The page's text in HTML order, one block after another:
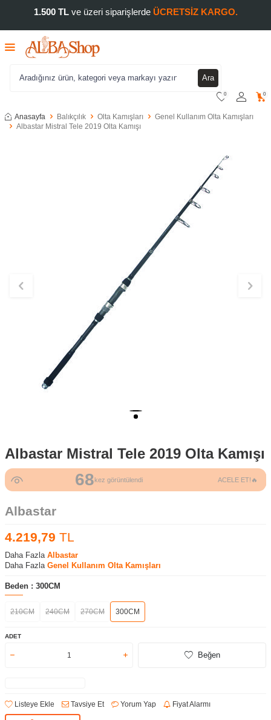
1.500 TLve üzeri siparişlerde ÜCRETSİZ KARGO.
Ara
0 0
Anasayfa Balıkçılık Olta Kamışları
Genel Kullanım Olta Kamışları
Albastar Mistral Tele 2019 Olta Kamışı
Albastar Mistral Tele 2019 Olta Kamışı
68kez görüntülendi ACELE ET!🔥
Albastar
4.219,79 TL
Daha Fazla Albastar
Daha Fazla Genel Kullanım Olta Kamışları
Beden : 300CM
210CM 240CM 270CM 300CM
ADET
Beğen
Listeye Ekle Tavsiye Et Yorum Yap Fiyat Alarmı